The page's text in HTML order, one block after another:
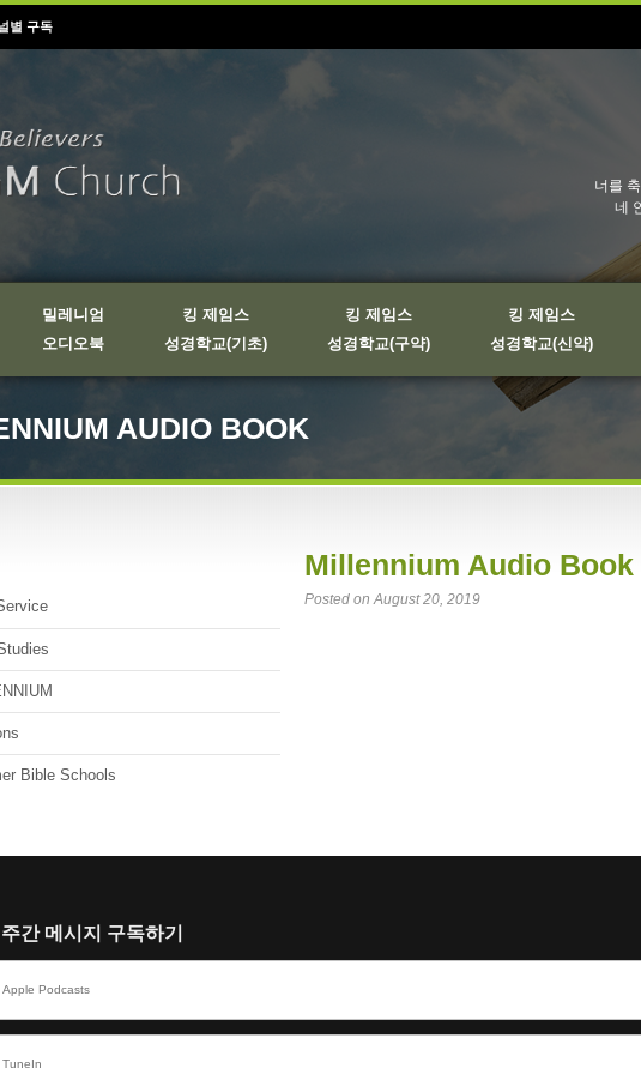
별 구독
너를
네
밀레니엄
오디오북
킹 제임스
성경학교(기초)
킹 제임스
성경학교(구약)
킹 제임스
성경학교(신약)
AUDIO BOOK
Millennium Audio Book
Posted on August 20, 2019
Bible Schools
간 메시지 구독하기
Apple Podcasts
TuneIn